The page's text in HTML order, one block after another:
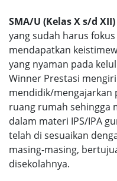
SMA/U (Kelas X s/d XII)
yang sudah harus
mendapatkan
yang nyaman pada
Winner Prestasi
mendidik/mengajarkan
ruang rumah sehingga
dalam materi IPS/IPA
telah di sesuaikan
masing-masing,
disekolahnya.